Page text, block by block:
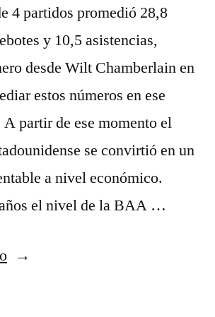
4 partidos promedió 28,8
y 10,5 asistencias,
desde Wilt Chamberlain en
estos números en ese
partir de ese momento el
se convirtió en un
a nivel económico.
el nivel de la BAA …
«camisetas